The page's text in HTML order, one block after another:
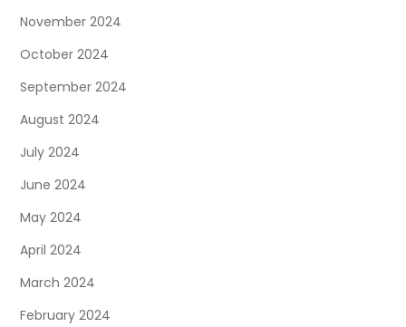
November 2024
October 2024
September 2024
August 2024
July 2024
June 2024
May 2024
April 2024
March 2024
February 2024